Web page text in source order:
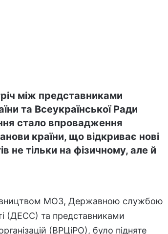
між представниками
та Всеукраїнської Ради
стало впровадження
країни, що відкриває нові
не тільки на фізичному, але й
МОЗ, Державною службою
(ДЕСС) та представниками
(ВРЦіРО), було підняте